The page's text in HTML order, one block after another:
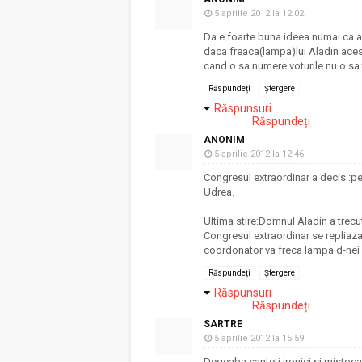
5 aprilie 2012 la 12:02
Da e foarte buna ideea numai ca
daca freaca(lampa)lui Aladin
cand o sa numere voturile nu o
Răspundeți Ștergere
Răspunsuri
Răspundeți
ANONIM
5 aprilie 2012 la 12:46
Congresul extraordinar a decis
Udrea.
Ultima stire:Domnul Aladin a
Congresul extraordinar se
coordonator va freca lampa d-nei
Răspundeți Ștergere
Răspunsuri
Răspundeți
SARTRE
5 aprilie 2012 la 15:59